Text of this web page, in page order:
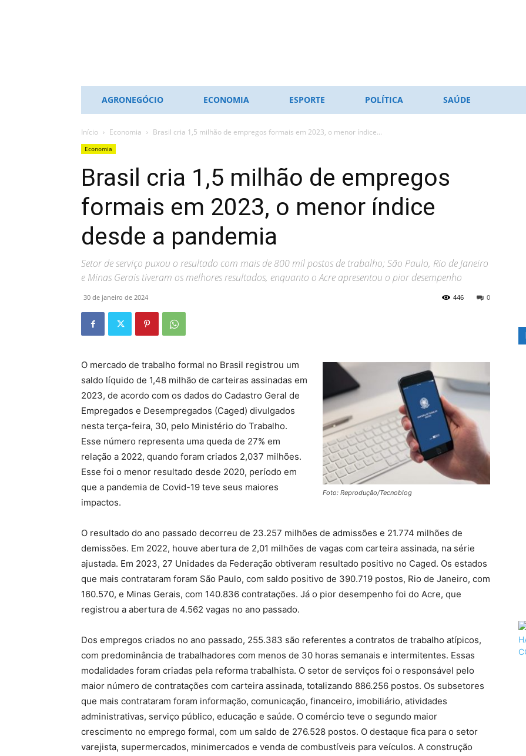
AGRONEGÓCIO ECONOMIA ESPORTE POLÍTICA SAÚDE
Início Economia Brasil cria 1,5 milhão de empregos formais em 2023, o menor índice...
Economia
Brasil cria 1,5 milhão de empregos
formais em 2023, o menor índice
desde a pandemia
Setor de serviço puxou o resultado com mais de 800 mil postos de trabalho; São Paulo, Rio de Janeiro
e Minas Gerais tiveram os melhores resultados, enquanto o Acre apresentou o pior desempenho
30 de janeiro de 2024 0
446
Foto: Reprodução/Tecnoblog
O mercado de trabalho formal no Brasil registrou um
saldo líquido de 1,48 milhão de carteiras assinadas em
2023, de acordo com os dados do Cadastro Geral de
Empregados e Desempregados (Caged) divulgados
nesta terça-feira, 30, pelo Ministério do Trabalho.
Esse número representa uma queda de 27% em
relação a 2022, quando foram criados 2,037 milhões.
Esse foi o menor resultado desde 2020, período em
que a pandemia de Covid-19 teve seus maiores
impactos.
O resultado do ano passado decorreu de 23.257 milhões de admissões e 21.774 milhões de
demissões. Em 2022, houve abertura de 2,01 milhões de vagas com carteira assinada, na série
ajustada. Em 2023, 27 Unidades da Federação obtiveram resultado positivo no Caged. Os estados
que mais contrataram foram São Paulo, com saldo positivo de 390.719 postos, Rio de Janeiro, com
160.570, e Minas Gerais, com 140.836 contratações. Já o pior desempenho foi do Acre, que
registrou a abertura de 4.562 vagas no ano passado.
Dos empregos criados no ano passado, 255.383 são referentes a contratos de trabalho atípicos,
com predominância de trabalhadores com menos de 30 horas semanais e intermitentes. Essas
modalidades foram criadas pela reforma trabalhista. O setor de serviços foi o responsável pelo
maior número de contratações com carteira assinada, totalizando 886.256 postos. Os subsetores
que mais contrataram foram informação, comunicação, financeiro, imobiliário, atividades
administrativas, serviço público, educação e saúde. O comércio teve o segundo maior
crescimento no emprego formal, com um saldo de 276.528 postos. O destaque fica para o setor
varejista, supermercados, minimercados e venda de combustíveis para veículos. A construção